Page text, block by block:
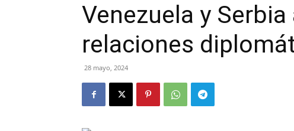
Venezuela y
relaciones
28 mayo, 2024